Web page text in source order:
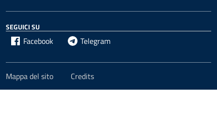
SEGUICI SU
Facebook Telegram
Mappa del sito Credits